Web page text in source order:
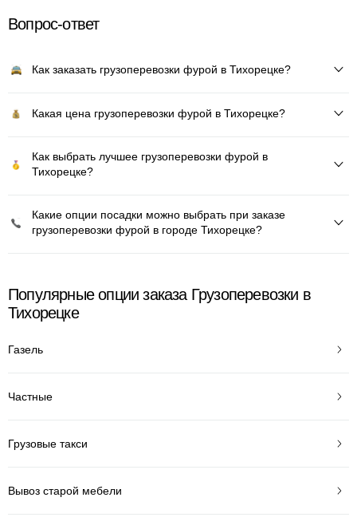
Вопрос-ответ
Как заказать грузоперевозки фурой в Тихорецке?
Какая цена грузоперевозки фурой в Тихорецке?
Как выбрать лучшее грузоперевозки фурой в
Тихорецке?
Какие опции посадки можно выбрать при заказе
грузоперевозки фурой в городе Тихорецке?
Популярные опции заказа Грузоперевозки в
Тихорецке
Газель
Частные
Грузовые такси
Вывоз старой мебели